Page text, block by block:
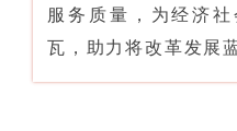
服务质量，为经济
瓦，助力将改革发展